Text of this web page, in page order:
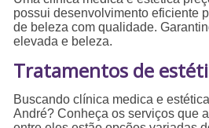
possui desenvolvimento eficiente
de beleza com qualidade.
elevada e beleza.
Tratamentos de
Buscando clínica medica e
André? Conheça os serviços que